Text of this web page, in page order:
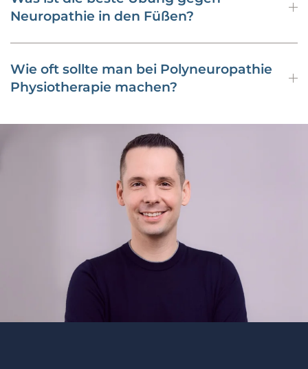
Neuropathie in den Füßen?
Wie oft sollte man bei Polyneuropathie
Physiotherapie machen?